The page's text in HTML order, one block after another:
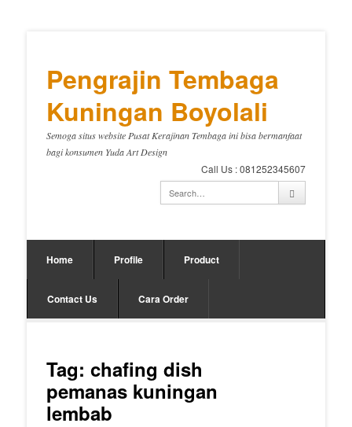
Pengrajin Tembaga
Kuningan Boyolali
Semoga situs website Pusat Kerajinan Tembaga ini bisa bermanfaat
bagi konsumen Yuda Art Design
Call Us : 081252345607
Home Profile Product
Contact Us Cara Order
Tag: chafing dish
pemanas kuningan
lembab